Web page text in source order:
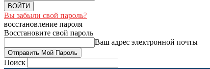
Вы забыли свой пароль?
восстановление пароля
Восстановите свой пароль
Ваш адрес электронной почты
Поиск